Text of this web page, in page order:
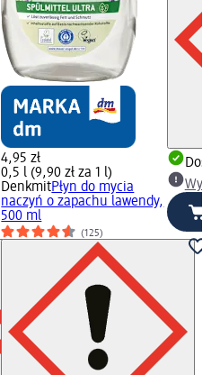
4,95 zł
0,5 l (9,90 zł za 1 l)
DenkmitPłyn do mycia
naczyń o zapachu lawendy,
500 ml
(125)